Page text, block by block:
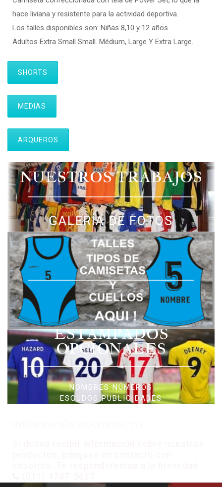
hace liviana y resistente para la actividad deportiva.
Los talles disponibles son: Niñas 8,10 y 12 años.
Adultos Extra Small Small. Médium, Large Y Extra Large.
SHORTS
MEDIAS
ARQUEROS
NUESTROS TRABAJOS
GALERÍA DE FOTOS
ESTAMPADOS
OPCIONALES
NOMBRES NÚMEROS
ESCUDOS PUBLICIDADES